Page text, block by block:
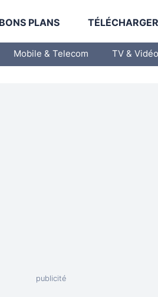
BONS PLANS
Mobile & Telecom TV & Vidéo